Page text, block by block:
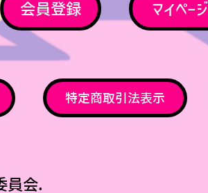
会員登録 マイページ
特定商取引法表示
員会.